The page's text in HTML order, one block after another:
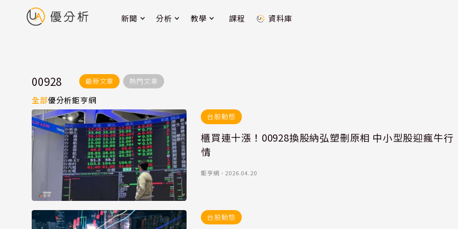
新聞 分析 教學 課程 資料庫
00928 最新文章 熱門文章
全部優分析鉅亨網
台股動態
櫃買連十漲！00928換股納弘塑刪原相 中小型股迎瘋牛行
情
鉅亨網 ． 2026.04.20
台股動態